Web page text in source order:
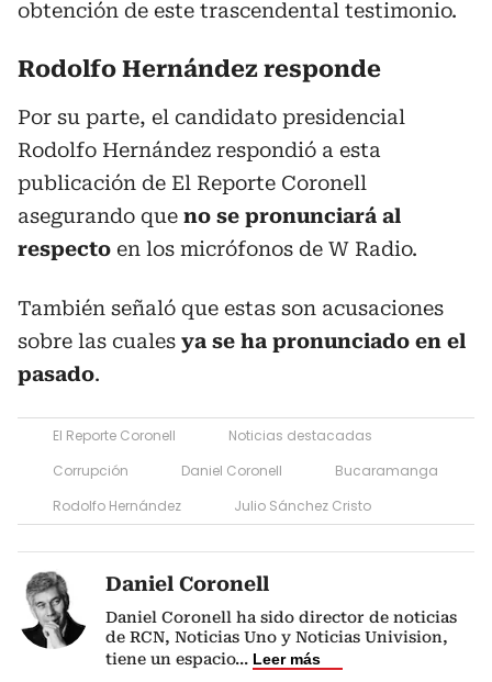
obtención de este trascendental testimonio.
Rodolfo Hernández responde
Por su parte, el candidato presidencial
Rodolfo Hernández respondió a esta
publicación de El Reporte Coronell
asegurando que no se pronunciará al
respecto en los micrófonos de W Radio.
También señaló que estas son acusaciones
sobre las cuales ya se ha pronunciado en el
pasado.
El Reporte Coronell
Noticias destacadas
Corrupción
Daniel Coronell
Bucaramanga
Rodolfo Hernández
Julio Sánchez Cristo
Daniel Coronell
Daniel Coronell ha sido director de noticias
de RCN, Noticias Uno y Noticias Univision,
tiene un espacio... Leer más